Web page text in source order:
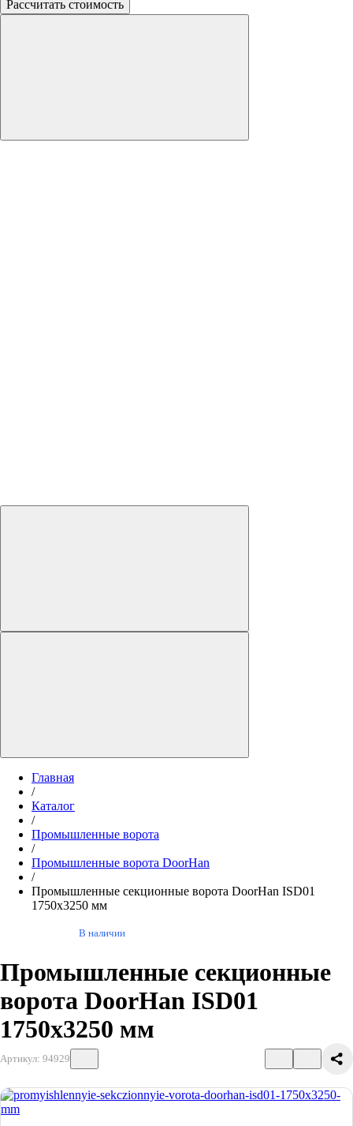
Рассчитать стоимость
Главная
/
Каталог
/
Промышленные ворота
/
Промышленные ворота DoorHan
/
Промышленные секционные ворота DoorHan ISD01
1750х3250 мм
Промышленные секционные
ворота DoorHan ISD01
1750х3250 мм
В наличии
Артикул: 94929